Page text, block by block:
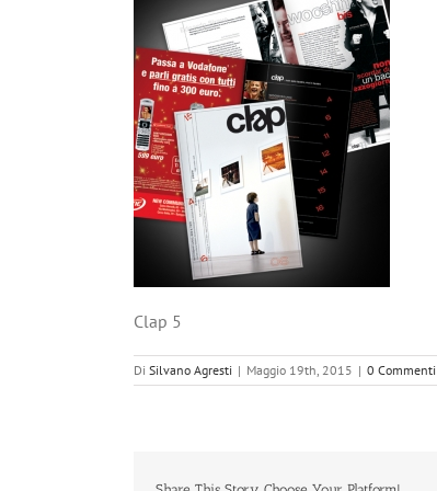
Clap 5
Di Silvano Agresti | Maggio 19th, 2015 | 0 Commenti